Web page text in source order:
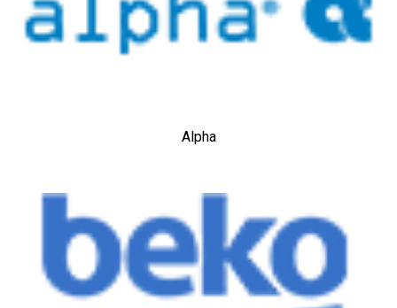
Alpha